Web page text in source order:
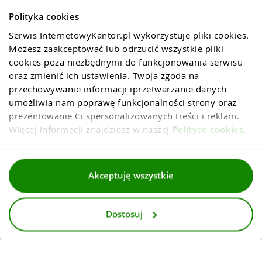
Polityka cookies
Serwis InternetowyKantor.pl wykorzystuje pliki cookies.
Możesz zaakceptować lub odrzucić wszystkie pliki
cookies poza niezbędnymi do funkcjonowania serwisu
oraz zmienić ich ustawienia. Twoja zgoda na
przechowywanie informacji iprzetwarzanie danych
umożliwia nam poprawę funkcjonalności strony oraz
prezentowanie Ci spersonalizowanych treści i reklam.
Więcej informacji znajdziesz w naszej Polityce cookies.
Akceptuję wszystkie
Dostosuj
Regulaminy
Dla mediów